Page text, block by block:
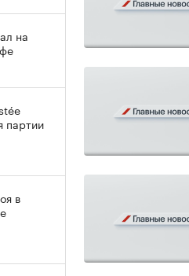
на
партии
в